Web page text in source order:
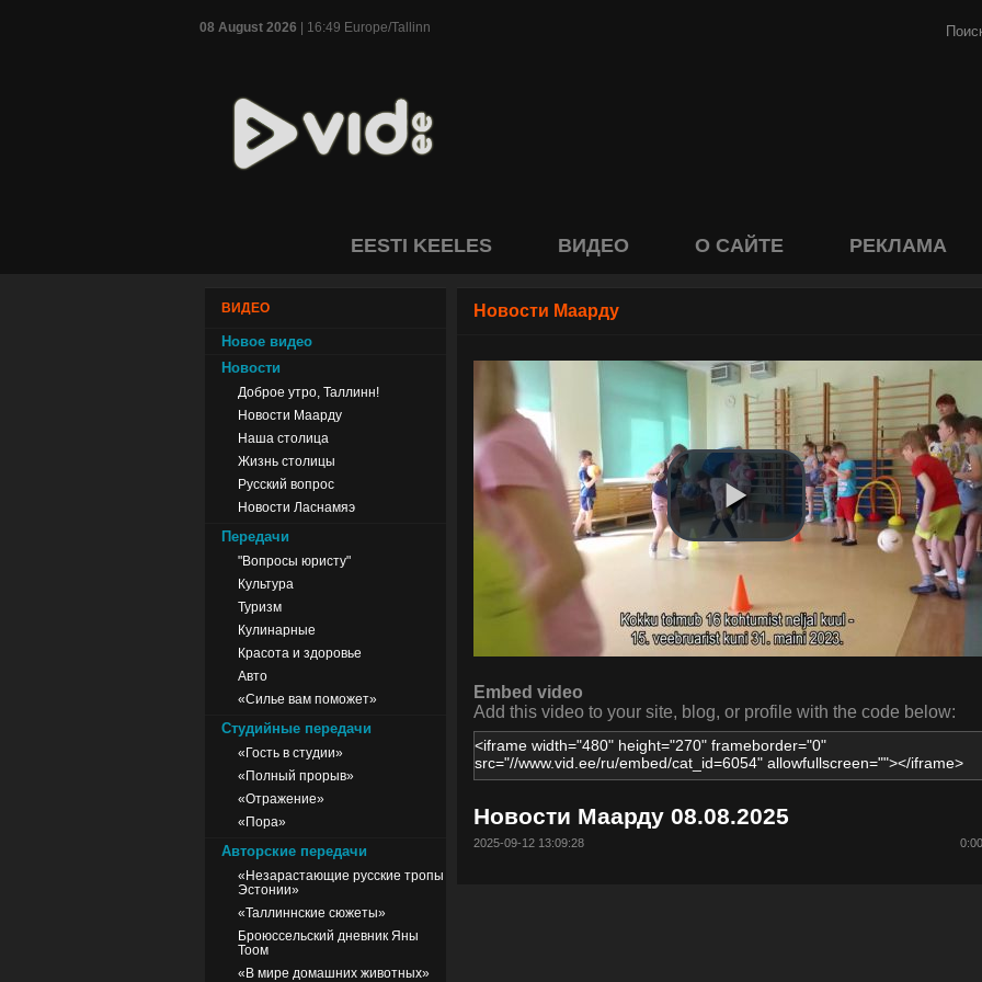
08 August 2026 | 16:49 Europe/Tallinn
EESTI KEELES ВИДЕО О САЙТЕ РЕКЛАМА
ВИДЕО
Новое видео
Новости
Доброе утро, Таллинн!
Новости Маарду
Наша столица
Жизнь столицы
Русский вопрос
Новости Ласнамяэ
Передачи
"Вопросы юристу"
Культура
Туризм
Кулинарные
Красота и здоровье
Авто
«Силье вам поможет»
Студийные передачи
«Гость в студии»
«Полный прорыв»
«Отражение»
«Пора»
Авторские передачи
«Незарастающие русские тропы
Эстонии»
«Таллиннские сюжеты»
Броюссельский дневник Яны
Тоом
«В мире домашних животных»
Новости Маарду
Embed video
Add this video to your site, blog, or profile with the code below:
Новости Маарду 08.08.2025
2025-09-12 13:09:28